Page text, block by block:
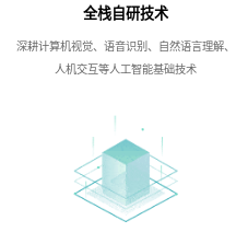
全栈自研技术
深耕计算机视觉、语音识别、自然语言理解、
人机交互等人工智能基础技术